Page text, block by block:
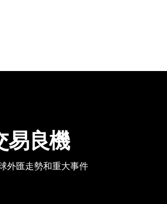
易良機
外匯走勢和重大事件